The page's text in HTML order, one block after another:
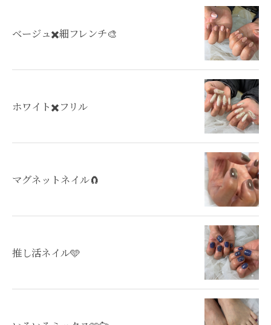
ベージュ✖️細フレンチ🎨
ホワイト✖️フリル
マグネットネイル🧲
推し活ネイル🩵